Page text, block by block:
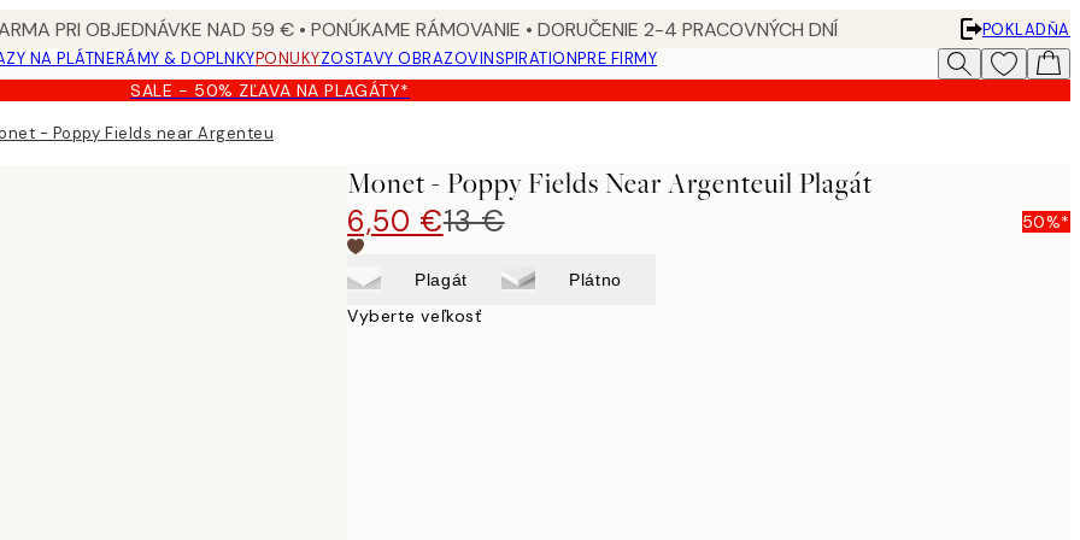
PRI OBJEDNÁVKE NAD 59 € • PONÚKAME RÁMOVANIE • DORUČENIE 2-4 PRACOVNÝCH DNÍ
POKLADŇA
NA PLÁTNERÁMY & DOPLNKYPONUKYZOSTAVY OBRAZOVINSPIRATIONPRE FIRMY
SALE - 50% ZĽAVA NA PLAGÁTY*
- Poppy Fields near Argenteuil Plagát
Monet - Poppy Fields Near Argenteuil Plagát
6,50 €13 € 50%*
Plagát Plátno
Vyberte veľkosť